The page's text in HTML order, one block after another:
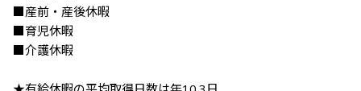
■産前・産後休暇
■育児休暇
■介護休暇